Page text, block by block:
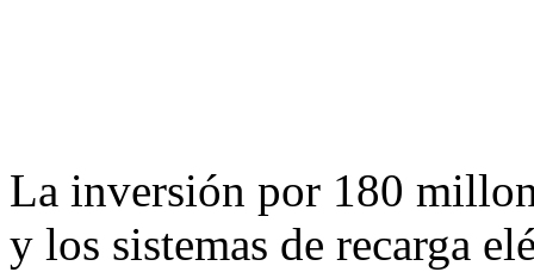
La inversión por 180
y los sistemas de recarga